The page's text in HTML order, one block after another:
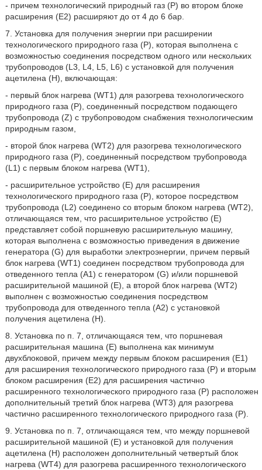
- причем технологический природный газ (Р) во втором блоке
расширения (Е2) расширяют до от 4 до 6 бар.
7. Установка для получения энергии при расширении
технологического природного газа (Р), которая выполнена с
возможностью соединения посредством одного или нескольких
трубопроводов (L3, L4, L5, L6) с установкой для получения
ацетилена (Н), включающая:
- первый блок нагрева (WT1) для разогрева технологического
природного газа (Р), соединенный посредством подающего
трубопровода (Z) с трубопроводом снабжения технологическим
природным газом,
- второй блок нагрева (WT2) для разогрева технологического
природного газа (Р), соединенный посредством трубопровода
(L1) с первым блоком нагрева (WT1),
- расширительное устройство (Е) для расширения
технологического природного газа (Р), которое посредством
трубопровода (L2) соединено со вторым блоком нагрева (WT2),
отличающаяся тем, что расширительное устройство (Е)
представляет собой поршневую расширительную машину,
которая выполнена с возможностью приведения в движение
генератора (G) для выработки электроэнергии, причем первый
блок нагрева (WT1) соединен посредством трубопровода для
отведенного тепла (А1) с генератором (G) и/или поршневой
расширительной машиной (Е), а второй блок нагрева (WT2)
выполнен с возможностью соединения посредством
трубопровода для отведенного тепла (А2) с установкой
получения ацетилена (Н).
8. Установка по п. 7, отличающаяся тем, что поршневая
расширительная машина (Е) выполнена как минимум
двухблоковой, причем между первым блоком расширения (Е1)
для расширения технологического природного газа (Р) и вторым
блоком расширения (Е2) для расширения частично
расширенного технологического природного газа (Р) расположен
дополнительный третий блок нагрева (WT3) для разогрева
частично расширенного технологического природного газа (Р).
9. Установка по п. 7, отличающаяся тем, что между поршневой
расширительной машиной (Е) и установкой для получения
ацетилена (Н) расположен дополнительный четвертый блок
нагрева (WT4) для разогрева расширенного технологического